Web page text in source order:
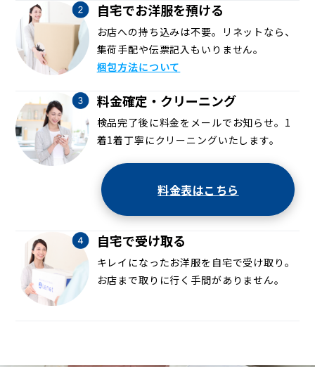
自宅でお洋服を預ける
お店への持ち込みは不要。リネットなら、
集荷手配や伝票記入もいりません。
梱包方法について
料金確定・クリーニング
検品完了後に料金をメールでお知らせ。1
着1着丁寧にクリーニングいたします。
料金表はこちら
自宅で受け取る
キレイになったお洋服を自宅で受け取り。
お店まで取りに行く手間がありません。